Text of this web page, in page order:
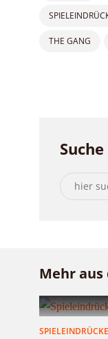
THE GANG
Suche
Mehr
SPIELEINDRÜCKE